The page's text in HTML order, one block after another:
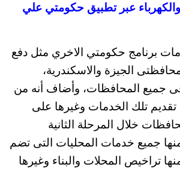
والكهرباء عبر تطبيق حكومتي علي
برنامج حكومتي الاخري مثل دفع
الجيزة والاسكندرية،
فى جميع المحافظات، وأضاف أنه من
تلك الخدمات وغيرها على
خلال المرحلة الثانية
جميع خدمات المحليات التى تضم
خدمة منها تراخيص المحلات والبناء وغيرها